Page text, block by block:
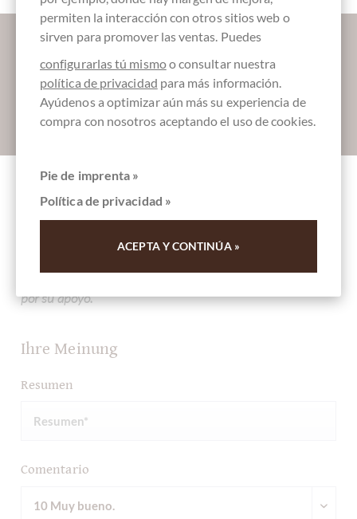
Déjanos endulzar tu bandeja de entrada:
Absenden
Otros clientes evaluados 75% Single Origin
Schokolade aus Madagascar
por su apoyo.
Ihre Meinung
Resumen
Comentario
permiten la interacción con otros sitios web o
sirven para promover las ventas. Puedes
configurarlas tú mismoo consultar nuestra
política de privacidad para más información.
Ayúdenos a optimizar aún más su experiencia de
compra con nosotros aceptando el uso de cookies.
Pie de imprenta »
Política de privacidad »
ACEPTA Y CONTINÚA »